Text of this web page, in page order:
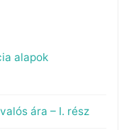
alapok
ára – I. rész